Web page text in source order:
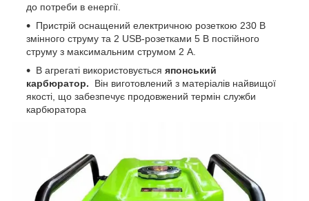
до потреби в енергії.
Пристрій оснащений електричною розеткою 230 В
змінного струму та 2 USB-розетками 5 В постійного
струму з максимальним струмом 2 А.
В агрегаті використовується японський
карбюратор. Він виготовлений з матеріалів найвищої
якості, що забезпечує продовжений термін служби
карбюратора